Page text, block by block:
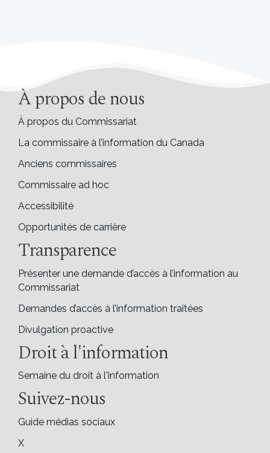
À propos de nous
À propos du Commissariat
La commissaire à l’information du Canada
Anciens commissaires
Commissaire ad hoc
Accessibilité
Opportunités de carrière
Transparence
Présenter une demande d’accès à l’information au
Commissariat
Demandes d’accès à l’information traitées
Divulgation proactive
Droit à l'information
Semaine du droit à l'information
Suivez-nous
Guide médias sociaux
X